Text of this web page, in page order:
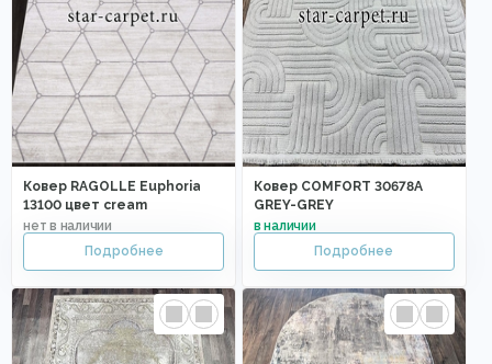
Ковер RAGOLLE Euphoria
13100 цвет cream
Ковер COMFORT 30678A
GREY-GREY